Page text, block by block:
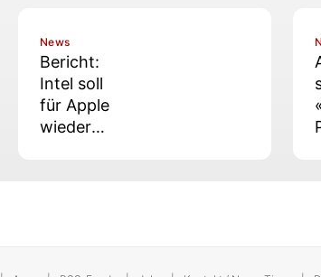
News
Bericht:
Intel soll
für Apple
wieder